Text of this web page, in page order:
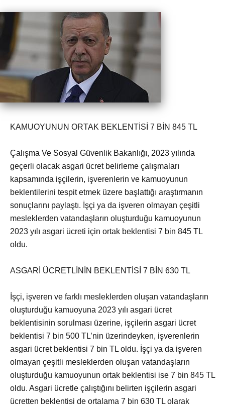
KAMUOYUNUN ORTAK BEKLENTİSİ 7 BİN 845 TL
Çalışma Ve Sosyal Güvenlik Bakanlığı, 2023 yılında
geçerli olacak asgari ücret belirleme çalışmaları
kapsamında işçilerin, işverenlerin ve kamuoyunun
beklentilerini tespit etmek üzere başlattığı araştırmanın
sonuçlarını paylaştı. İşçi ya da işveren olmayan çeşitli
mesleklerden vatandaşların oluşturduğu kamuoyunun
2023 yılı asgari ücreti için ortak beklentisi 7 bin 845 TL
oldu.
ASGARİ ÜCRETLİNİN BEKLENTİSİ 7 BİN 630 TL
İşçi, işveren ve farklı mesleklerden oluşan vatandaşların
oluşturduğu kamuoyuna 2023 yılı asgari ücret
beklentisinin sorulması üzerine, işçilerin asgari ücret
beklentisi 7 bin 500 TL’nin üzerindeyken, işverenlerin
asgari ücret beklentisi 7 bin TL oldu. İşçi ya da işveren
olmayan çeşitli mesleklerden oluşan vatandaşların
oluşturduğu kamuoyunun ortak beklentisi ise 7 bin 845 TL
oldu. Asgari ücretle çalıştığını belirten işçilerin asgari
ücretten beklentisi de ortalama 7 bin 630 TL olarak